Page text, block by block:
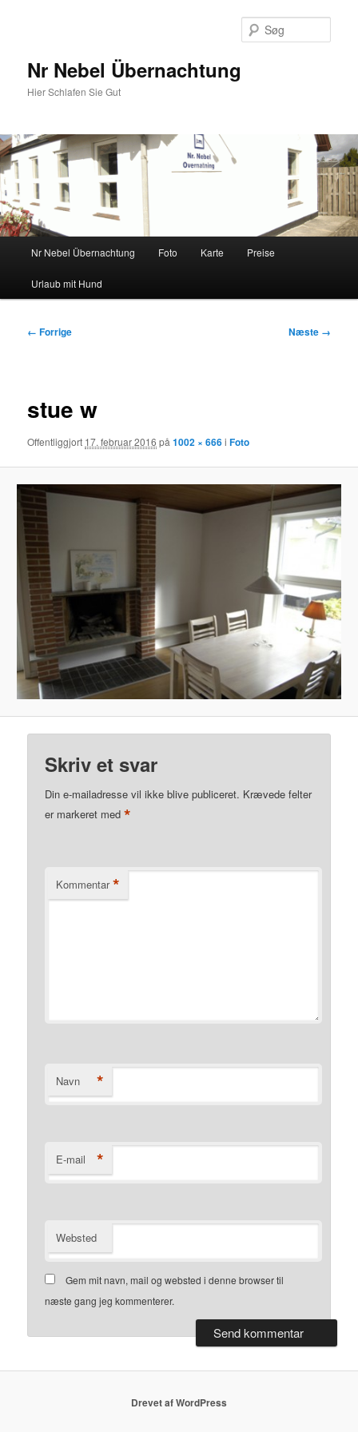
Nr Nebel Übernachtung
Hier Schlafen Sie Gut
Nr Nebel Übernachtung Foto Karte Preise
Urlaub mit Hund
Billednavigation
← Forrige Næste →
stue w
Offentliggjort 17. februar 2016 på1002 × 666iFoto
Skriv et svar
Din e-mailadresse vil ikke blive publiceret. Krævede felter
er markeret med*
Kommentar *
Navn *
E-mail *
Websted
Gem mit navn, mail og websted i denne browser til
næste gang jeg kommenterer.
Drevet af WordPress